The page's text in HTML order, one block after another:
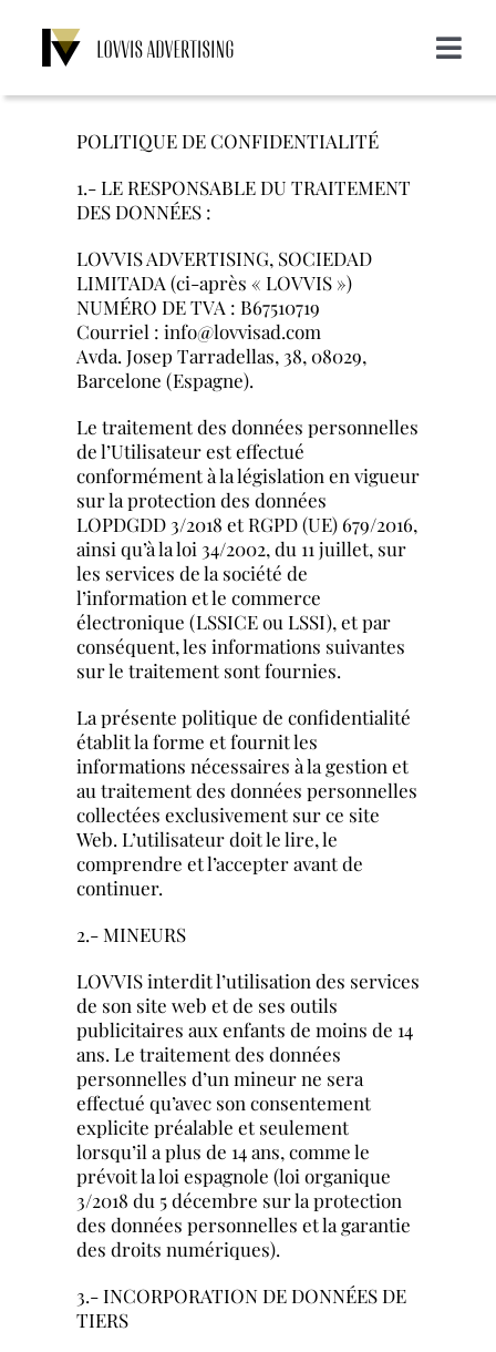
content
Toggle
Services
Emailing
Display
Clients
Blog
CONTACT
Français
English
POLITIQUE DE CONFIDENTIALITÉ
1.- LE RESPONSABLE DU TRAITEMENT
DES DONNÉES :
LOVVIS ADVERTISING, SOCIEDAD
LIMITADA (ci-après « LOVVIS »)
NUMÉRO DE TVA : B67510719
Courriel : info@lovvisad.com
Avda. Josep Tarradellas, 38, 08029,
Barcelone (Espagne).
Le traitement des données personnelles
de l’Utilisateur est effectué
conformément à la législation en vigueur
sur la protection des données
LOPDGDD 3/2018 et RGPD (UE) 679/2016,
ainsi qu’à la loi 34/2002, du 11 juillet, sur
les services de la société de
l’information et le commerce
électronique (LSSICE ou LSSI), et par
conséquent, les informations suivantes
sur le traitement sont fournies.
La présente politique de confidentialité
établit la forme et fournit les
informations nécessaires à la gestion et
au traitement des données personnelles
collectées exclusivement sur ce site
Web. L’utilisateur doit le lire, le
comprendre et l’accepter avant de
continuer.
2.- MINEURS
LOVVIS interdit l’utilisation des services
de son site web et de ses outils
publicitaires aux enfants de moins de 14
ans. Le traitement des données
personnelles d’un mineur ne sera
effectué qu’avec son consentement
explicite préalable et seulement
lorsqu’il a plus de 14 ans, comme le
prévoit la loi espagnole (loi organique
3/2018 du 5 décembre sur la protection
des données personnelles et la garantie
des droits numériques).
3.- INCORPORATION DE DONNÉES DE
TIERS